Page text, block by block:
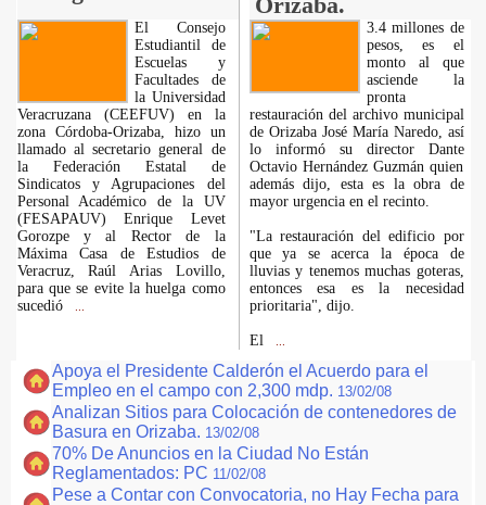
El Consejo
Estudiantil de
Escuelas y
Facultades de
la Universidad
Veracruzana (CEEFUV) en la
zona Córdoba-Orizaba, hizo un
llamado al secretario general de
la Federación Estatal de
Sindicatos y Agrupaciones del
Personal Académico de la UV
(FESAPAUV) Enrique Levet
Gorozpe y al Rector de la
Máxima Casa de Estudios de
Veracruz, Raúl Arias Lovillo,
para que se evite la huelga como
sucedió
3.4 millones de
pesos, es el
monto al que
asciende la
pronta
restauración del archivo municipal
de Orizaba José María Naredo, así
lo informó su director Dante
Octavio Hernández Guzmán quien
además dijo, esta es la obra de
mayor urgencia en el recinto.
"La restauración del edificio por
que ya se acerca la época de
lluvias y tenemos muchas goteras,
entonces esa es la necesidad
prioritaria", dijo.
El
Apoya el Presidente Calderón el Acuerdo para el
Empleo en el campo con 2,300 mdp. 13/02/08
Analizan Sitios para Colocación de contenedores de
Basura en Orizaba. 13/02/08
70% De Anuncios en la Ciudad No Están
Reglamentados: PC 11/02/08
Pese a Contar con Convocatoria, no Hay Fecha para